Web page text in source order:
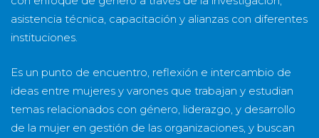
asistencia técnica, capacitación y alianzas con diferentes
instituciones.
Es un punto de encuentro, reflexión e intercambio de
ideas entre mujeres y varones que trabajan y estudian
temas relacionados con género, liderazgo, y desarrollo
de la mujer en gestión de las organizaciones, y buscan